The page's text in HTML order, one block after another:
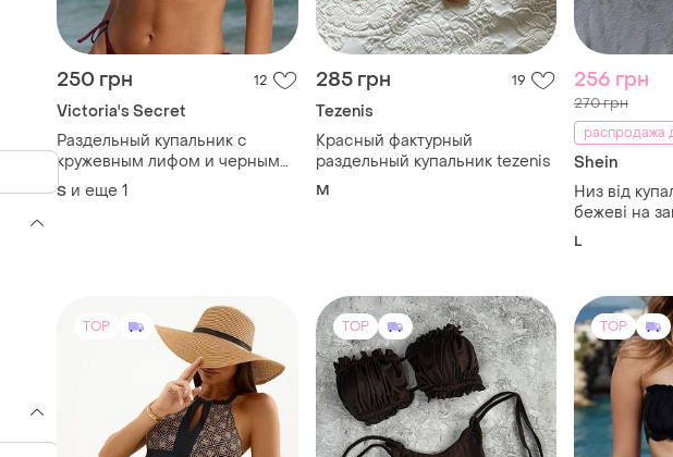
250 грн 12
Victoria's Secret
Раздельный купальник с
кружевным лифом и черными
плавками со сборкой
"victoria’s secrets"
S и еще 1
285 грн 19
Tezenis
Красный фактурный
раздельный купальник tezenis
M
256 грн
270 грн
распродажа
Shein
Низ від
бежеві на
металевим
L
TOP TOP TOP